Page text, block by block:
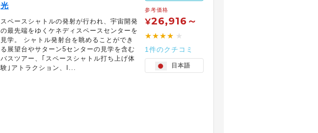
光
スペースシャトルの発射が行われ、宇宙開発
の最先端をゆくケネディスペースセンターを
見学。 シャトル発射台を眺めることができ
る展望台やサターン5センターの見学を含む
バスツアー、｢スペースシャトル打ち上げ体
験｣アトラクション、I...
参考価格
¥26,916～
★★★★ ★
1件のクチコミ
日本語